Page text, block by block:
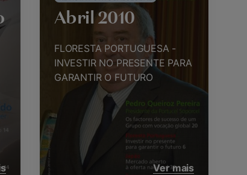
Abril 2010
FLORESTA PORTUGUESA -
INVESTIR NO PRESENTE PARA
GARANTIR O FUTURO
Ver mais